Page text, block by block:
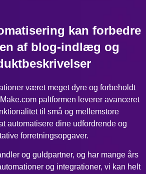
kan forbedre
af blog-indlæg og
været meget dyre og forbeholdt
paltformen leverer avanceret
til små og mellemstore
automatisere dine udfordrende og
forretningsopgaver.
og guldpartner, og har mange års
og integrationer, vi kan helt